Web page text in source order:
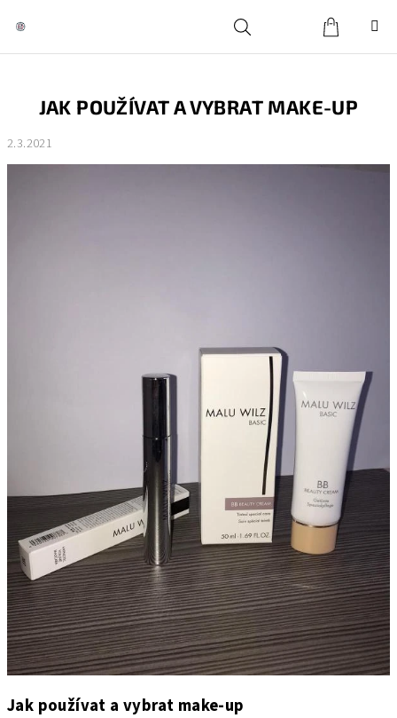
HledatPřihlášeníKošík
JAK POUŽÍVAT A VYBRAT MAKE-UP
2.3.2021
Jak používat a vybrat make-up